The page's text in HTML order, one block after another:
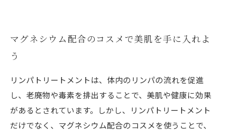
マグネシウム配合のコスメで美肌を手に入れよ
う
リンパトリートメントは、体内のリンパの流れを促進
し、老廃物や毒素を排出することで、美肌や健康に効果
があるとされています。しかし、リンパトリートメント
だけでなく、マグネシウム配合のコスメを使うことで、